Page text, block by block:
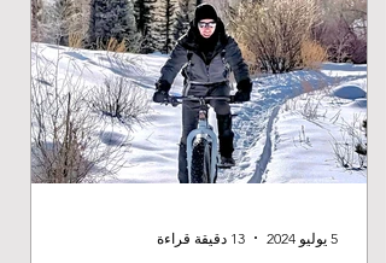
5 يوليو 2024 13 دقيقة قراءة